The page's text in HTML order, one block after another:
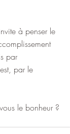
à penser le
par
par le
le bonheur ?